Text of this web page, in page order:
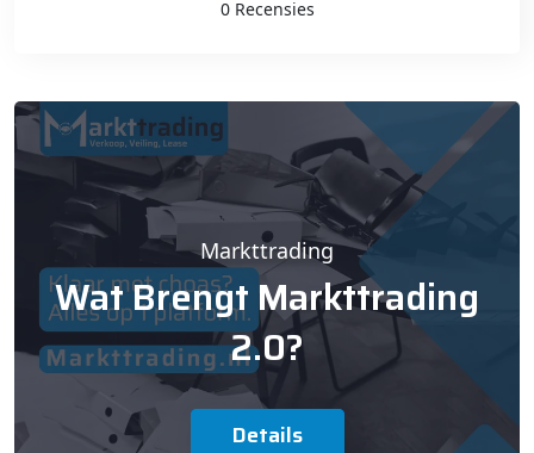
0 Recensies
Markttrading
Wat Brengt Markttrading
2.0?
Details